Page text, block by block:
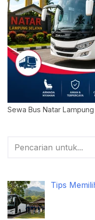
Sewa Bus Natar
Tips